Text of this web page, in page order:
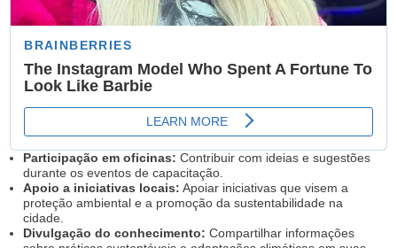
Participação em oficinas: Contribuir com ideias e sugestões
durante os eventos de capacitação.
Apoio a iniciativas locais: Apoiar iniciativas que visem a
proteção ambiental e a promoção da sustentabilidade na
cidade.
Divulgação do conhecimento: Compartilhar informações